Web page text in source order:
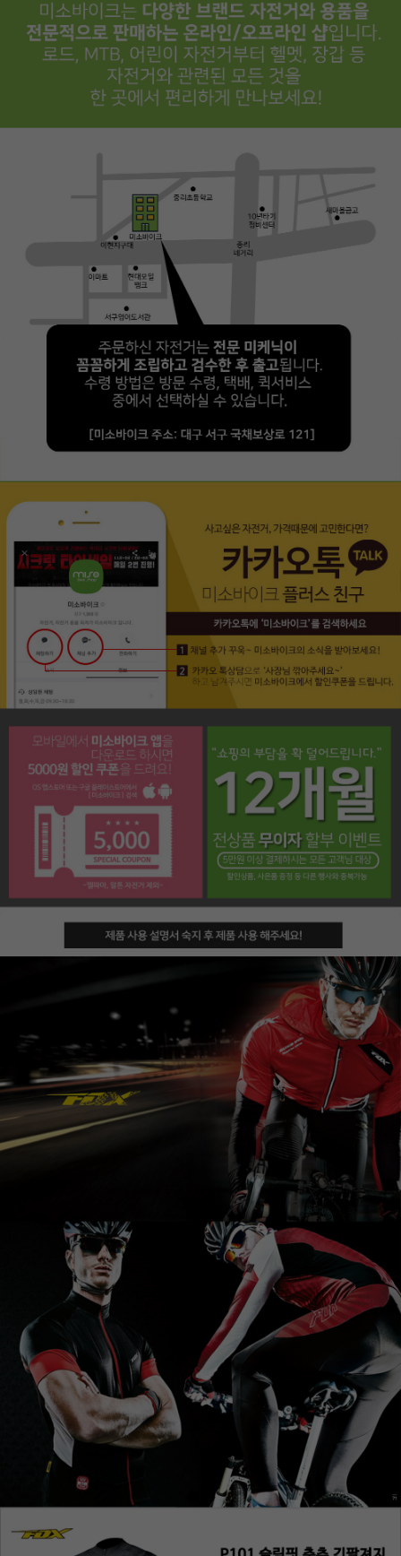
페이코 라이프